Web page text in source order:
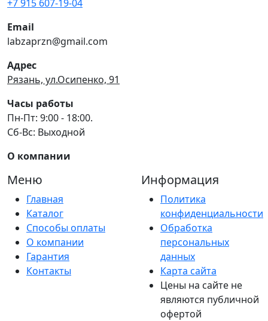
+7 915 607-19-04
Email
labzaprzn@gmail.com
Адрес
Рязань, ул.Осипенко, 91
Часы работы
Пн-Пт: 9:00 - 18:00.
Сб-Вс: Выходной
О компании
Меню
Главная
Каталог
Способы оплаты
О компании
Гарантия
Контакты
Информация
Политика
конфиденциальности
Обработка
персональных
данных
Карта сайта
Цены на сайте не
являются публичной
офертой